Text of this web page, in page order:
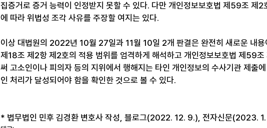
집증거로 증거 능력이 인정받지 못할 수 있다. 다만 개인정보보호법 제59조 제2
에 따라 위법성 조각 사유를 주장할 여지는 있다.
이상 대법원의 2022년 10월 27일과 11월 10일 2개 판결은 완전히 새로운 내용
제18조 제2항 제2호의 적용 범위를 엄격하게 해석하고 개인정보보호법 제59
써 고소인이나 피의자 등의 지위에서 행해지는 타인 개인정보의 수사기관 제출
인 처리가 달성되어야 함을 확인한 것으로 볼 수 있다.
* 법무법인 민후 김경환 변호사 작성, 블로그(2022. 12. 9.), 전자신문(2023.